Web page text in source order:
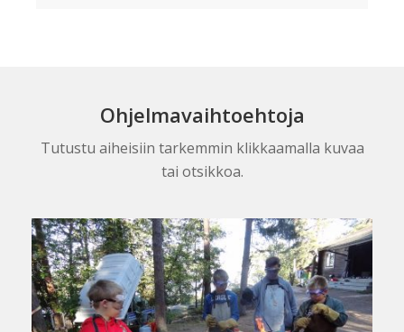
Ohjelmavaihtoehtoja
Tutustu aiheisiin tarkemmin klikkaamalla kuvaa
tai otsikkoa.